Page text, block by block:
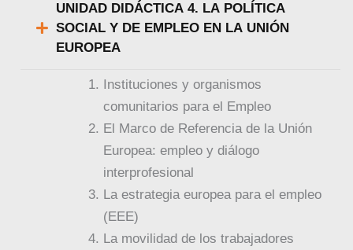
UNIDAD DIDÁCTICA 4. LA POLÍTICA
SOCIAL Y DE EMPLEO EN LA UNIÓN
EUROPEA
Instituciones y organismos
comunitarios para el Empleo
El Marco de Referencia de la Unión
Europea: empleo y diálogo
interprofesional
La estrategia europea para el empleo
(EEE)
La movilidad de los trabajadores